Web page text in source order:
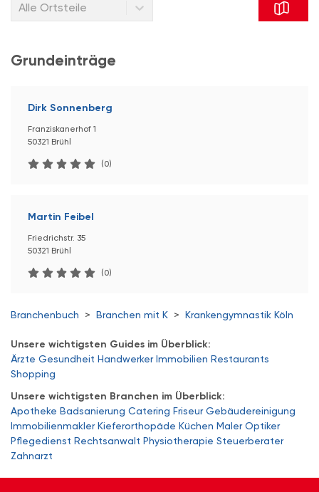
Alle Ortsteile
Grundeinträge
Dirk Sonnenberg
Franziskanerhof 1
50321 Brühl
(0)
Martin Feibel
Friedrichstr. 35
50321 Brühl
(0)
Branchenbuch > Branchen mit K > Krankengymnastik Köln
Unsere wichtigsten Guides im Überblick:
Ärzte Gesundheit Handwerker Immobilien Restaurants
Shopping
Unsere wichtigsten Branchen im Überblick:
Apotheke Badsanierung Catering Friseur Gebäudereinigung
Immobilienmakler Kieferorthopäde Küchen Maler Optiker
Pflegedienst Rechtsanwalt Physiotherapie Steuerberater
Zahnarzt